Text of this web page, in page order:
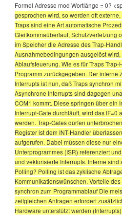
Formel Adresse mod Wortlänge = 0?
gesprochen wird, so werden oft
Traps sind eine Art automatische
Gleitkommaüberlauf, Schutzverletzung
im Speicher die Adresse des Trap-
Ausnahmebedingungen ausgelöst
Ablaufsteuerung. Wie es für Traps
Programm zurückgegeben. Der interne
Interrupts ist nun, daß Traps synchron
Asynchrone Interrupts sind dagegen
COM1 kommt. Diese springen über ein
Interrupt-Gate durchläuft, wird das
werden. Trap-Gates dürfen
Register ist dem INT-Handler
aufgerufen. Dabei müssen diese nur
Unterprogrammes (ISR) referenziert
und vektorisierte Interrupts. Interne
Polling? Polling ist das zyklische
Kommunikationswünschen. Vorteile
synchron zum Programmablauf Die
zeitgleichen Anfragen erfordert
Hardware unterstützt werden